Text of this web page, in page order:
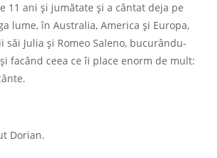
11 ani și jumătate și a cântat deja pe
lume, în Australia, America și Europa,
Julia și Romeo Saleno, bucurându-
facând ceea ce îi place enorm de mult:
Dorian.